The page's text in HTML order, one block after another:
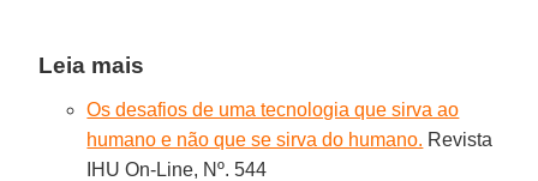
Leia mais
Os desafios de uma tecnologia que sirva ao
humano e não que se sirva do humano. Revista
IHU On-Line, Nº. 544